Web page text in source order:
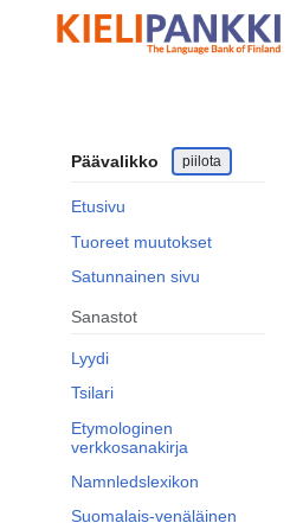
sisältöön
Päävalikko piilota
Etusivu
Tuoreet muutokset
Satunnainen sivu
Sanastot
Lyydi
Tsilari
Etymologinen
verkkosanakirja
Namnledslexikon
Suomalais-venäläinen